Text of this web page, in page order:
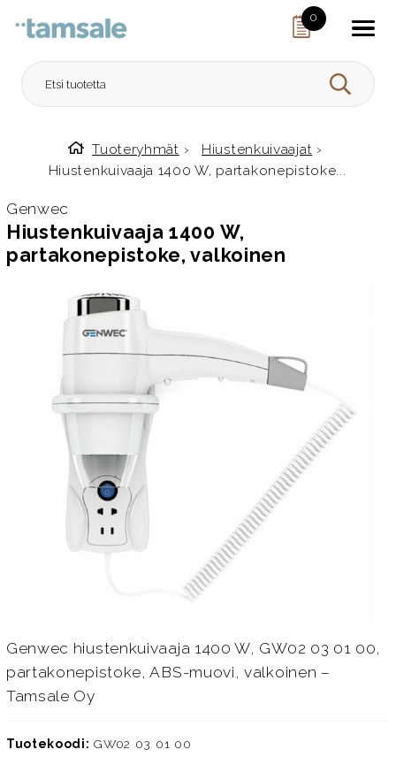
0
HAE
Etusivulle
Tuoteryhmät › Hiustenkuivaajat ›
Hiustenkuivaaja 1400 W, partakonepistoke...
Genwec
Hiustenkuivaaja 1400 W,
partakonepistoke, valkoinen
Genwec hiustenkuivaaja 1400 W, GW02 03 01 00,
partakonepistoke, ABS-muovi, valkoinen –
Tamsale Oy
Tuotekoodi: GW02 03 01 00